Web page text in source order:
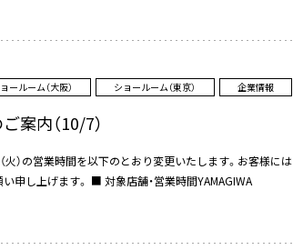
案内（10/7）
ールーム（⼤阪） ショールーム（東京） 企業情報
火）の営業時間を以下のとおり変更いたします。お客様には
申し上げます。 ■ 対象店舗・営業時間YAMAGIWA